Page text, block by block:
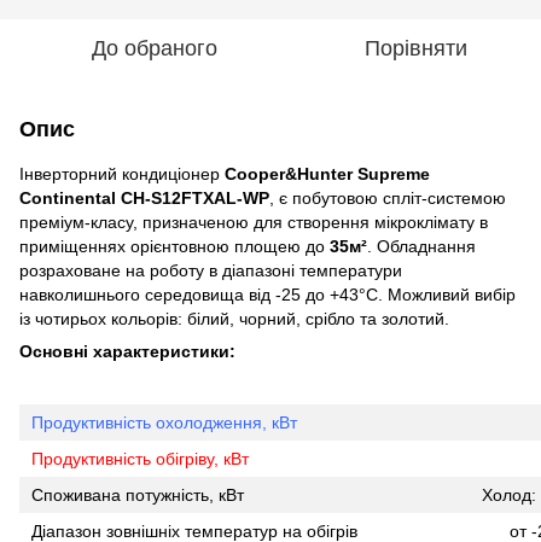
До обраного Порівняти
Опис
Інверторний кондиціонер Cooper&Hunter Supreme
Continental CH-S12FTXAL-WP , є побутовою спліт-системою
преміум-класу, призначеною для створення мікроклімату в
приміщеннях орієнтовною площею до 35м² . Обладнання
розраховане на роботу в діапазоні температури
навколишнього середовища від -25 до +43°С. Можливий вибір
із чотирьох кольорів: білий, чорний, срібло та золотий.
Основні характеристики:
Продуктивність охолодження, кВт
Продуктивність обігріву, кВт
Споживана потужність, кВт
Холод:
Діапазон зовнішніх температур на обігрів
от